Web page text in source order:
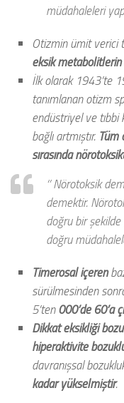
müdahaleleri
Otizmin ümit verici
eksik
İlk olarak 1943’te
tanımlanan otizm
endüstriyel ve tıbbi
bağlı artmıştır. Tüm
sırasında
‘’ Nörotoksik
demektir.
doğru bir
doğru
Timerosal içeren
sürülmesinden
5’ten000’de 60’a
Dikkat eksikliği
hiperaktivite
davranışsal
kadar yükselmiştir.